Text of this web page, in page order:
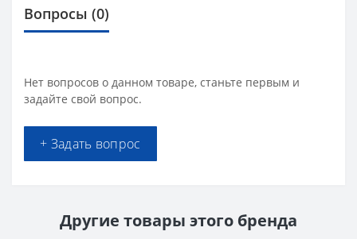
Вопросы (0)
Нет вопросов о данном товаре, станьте первым и
задайте свой вопрос.
+ Задать вопрос
Другие товары этого бренда